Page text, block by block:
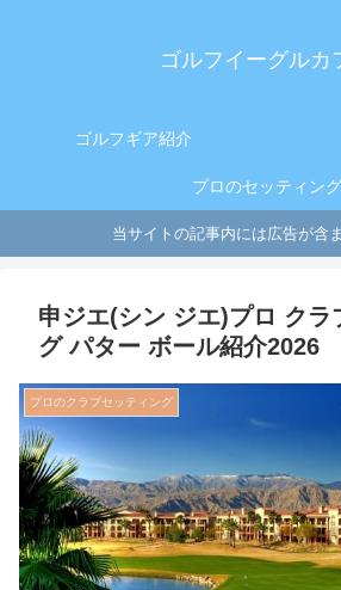
ゴルフイーグルカ
ゴルフギア紹介
プロのセッティング
当サイトの記事内には広告が含
申ジエ(シン ジエ)プロ クラ
グ パター ボール紹介2026
プロのクラブセッティング